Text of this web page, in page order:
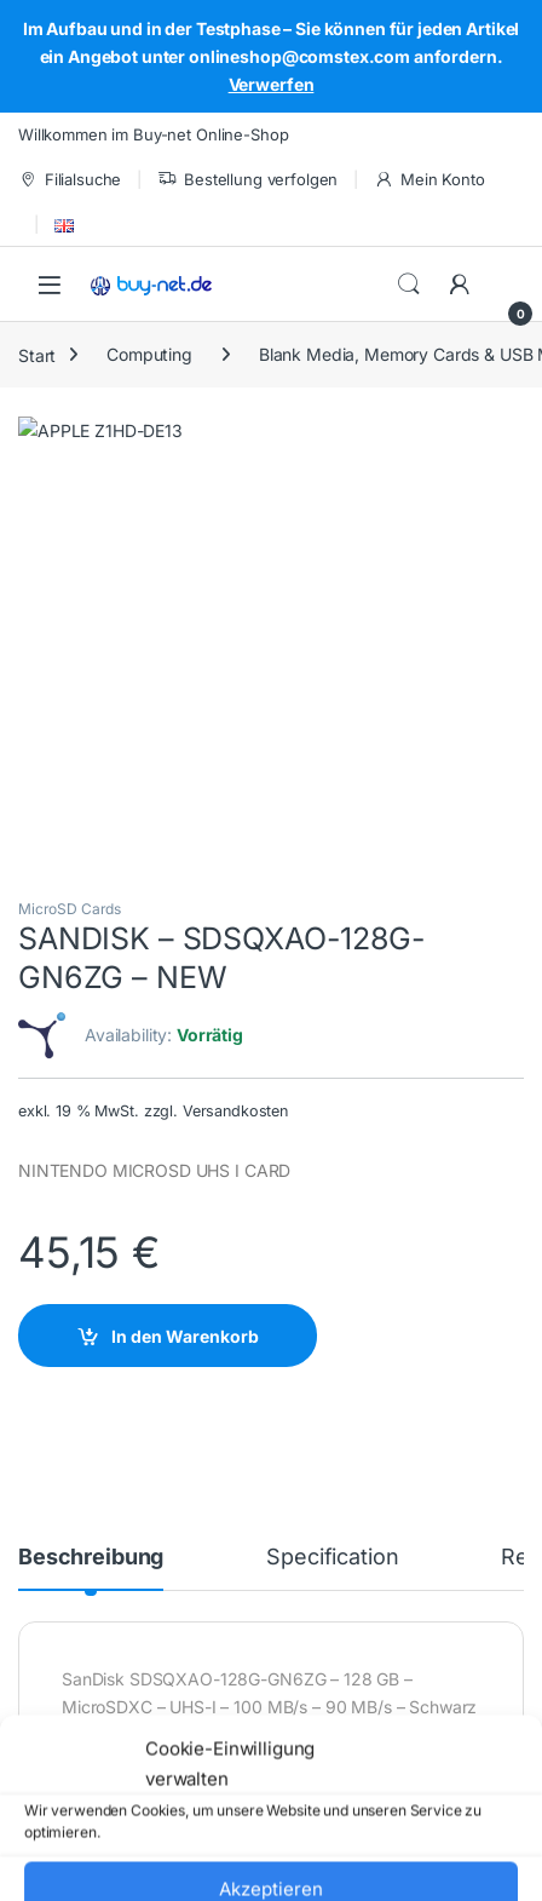
Cookie-Einwilligung
verwalten
Wir verwenden Cookies, um unsere Website und unseren Service zu
optimieren.
Akzeptieren
Im Aufbau und in der Testphase – Sie können für jeden Artikel
ein Angebot unter onlineshop@comstex.com anfordern.
Verwerfen
Skip to navigation
Skip to content
Willkommen im Buy-net Online-Shop
Filialsuche Bestellung verfolgen Mein Konto
Open
0
Start Computing Blank Media, Memory Cards & USB
MicroSD Cards
SANDISK – SDSQXAO-128G-
GN6ZG – NEW
Availability:Vorrätig
exkl. 19 % MwSt. zzgl. Versandkosten
NINTENDO MICROSD UHS I CARD
45,15 €
In den Warenkorb
Beschreibung Specification
SanDisk SDSQXAO-128G-GN6ZG – 128 GB –
MicroSDXC – UHS-I – 100 MB/s – 90 MB/s – Schwarz
* Für Fehler im Datenblatt übernimmt (buy-net.de)
Comstex GmbH & Co. KG keine Haftung (
202608060400 )